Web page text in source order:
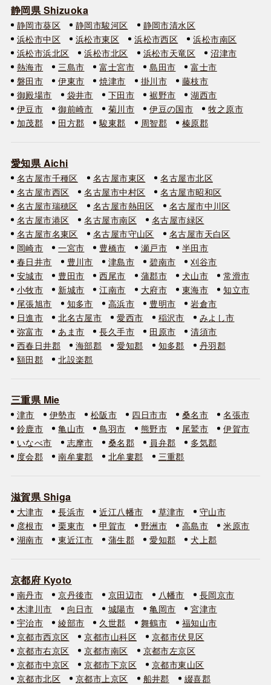
静岡県 Shizuoka
静岡市葵区 静岡市駿河区
静岡市清水区
浜松市中区
浜松市東区 浜松市西区
浜松市南区
浜松市浜北区
浜松市北区 浜松市天竜区
沼津市
熱海市
三島市 富士宮市 島田市
富士市
磐田市
伊東市 焼津市 掛川市
藤枝市
御殿場市
袋井市 下田市 裾野市
湖西市
伊豆市
御前崎市 菊川市 伊豆の国市
牧之原市
加茂郡
田方郡 駿東郡 周智郡 榛原郡
愛知県 Aichi
名古屋市千種区 名古屋市東区
名古屋市北区
名古屋市西区
名古屋市中村区
名古屋市昭和区
名古屋市瑞穂区
名古屋市熱田区
名古屋市中川区
名古屋市港区
名古屋市南区
名古屋市緑区
名古屋市名東区
名古屋市守山区
名古屋市天白区
岡崎市
一宮市 豊橋市 瀬戸市
半田市
春日井市
豊川市 津島市 碧南市
刈谷市
安城市
豊田市 西尾市 蒲郡市 犬山市
常滑市
小牧市
新城市 江南市 大府市 東海市
知立市
尾張旭市
知多市 高浜市 豊明市
岩倉市
日進市
北名古屋市 愛西市 稲沢市
みよし市
弥富市
あま市 長久手市 田原市
清須市
西春日井郡
海部郡 愛知郡 知多郡
丹羽郡
額田郡
北設楽郡
三重県 Mie
津市 伊勢市 松阪市 四日市市 桑名市
名張市
鈴鹿市
亀山市 鳥羽市 熊野市 尾鷲市
伊賀市
いなべ市
志摩市 桑名郡 員弁郡
多気郡
度会郡
南牟婁郡 北牟婁郡 三重郡
滋賀県 Shiga
大津市 長浜市 近江八幡市 草津市
守山市
彦根市
栗東市 甲賀市 野洲市 高島市
米原市
湖南市
東近江市 蒲生郡 愛知郡 犬上郡
京都府 Kyoto
南丹市 京丹後市 京田辺市 八幡市
長岡京市
木津川市
向日市 城陽市 亀岡市
宮津市
宇治市
綾部市 久世郡 舞鶴市
福知山市
京都市西京区
京都市山科区
京都市伏見区
京都市右京区
京都市南区
京都市左京区
京都市中京区
京都市下京区
京都市東山区
京都市北区
京都市上京区 船井郡
綴喜郡